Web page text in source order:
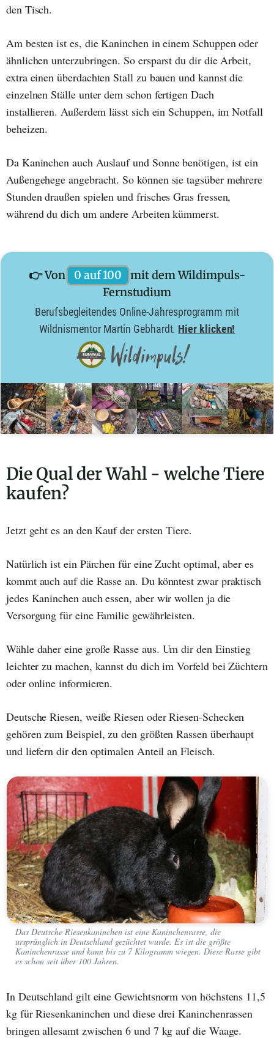
den Tisch.
Am besten ist es, die Kaninchen in einem Schuppen oder
ähnlichen unterzubringen. So ersparst du dir die Arbeit,
extra einen überdachten Stall zu bauen und kannst die
einzelnen Ställe unter dem schon fertigen Dach
installieren. Außerdem lässt sich ein Schuppen, im Notfall
beheizen.
Da Kaninchen auch Auslauf und Sonne benötigen, ist ein
Außengehege angebracht. So können sie tagsüber mehrere
Stunden draußen spielen und frisches Gras fressen,
während du dich um andere Arbeiten kümmerst.
👉 Von 0 auf 100
mit dem Wildimpuls-
Fernstudium
Berufsbegleitendes Online-Jahresprogramm mit
Wildnismentor Martin Gebhardt. Hier klicken!
Die Qual der Wahl - welche Tiere
kaufen?
Jetzt geht es an den Kauf der ersten Tiere.
Natürlich ist ein Pärchen für eine Zucht optimal, aber es
kommt auch auf die Rasse an. Du könntest zwar praktisch
jedes Kaninchen auch essen, aber wir wollen ja die
Versorgung für eine Familie gewährleisten.
Wähle daher eine große Rasse aus. Um dir den Einstieg
leichter zu machen, kannst du dich im Vorfeld bei Züchtern
oder online informieren.
Deutsche Riesen, weiße Riesen oder Riesen-Schecken
gehören zum Beispiel, zu den größten Rassen überhaupt
und liefern dir den optimalen Anteil an Fleisch.
Das Deutsche Riesenkaninchen ist eine Kaninchenrasse, die
ursprünglich in Deutschland gezüchtet wurde. Es ist die größte
Kaninchenrasse und kann bis zu 7 Kilogramm wiegen. Diese Rasse gibt
es schon seit über 100 Jahren.
In Deutschland gilt eine Gewichtsnorm von höchstens 11,5
kg für Riesenkaninchen und diese drei Kaninchenrassen
bringen allesamt zwischen 6 und 7 kg auf die Waage.